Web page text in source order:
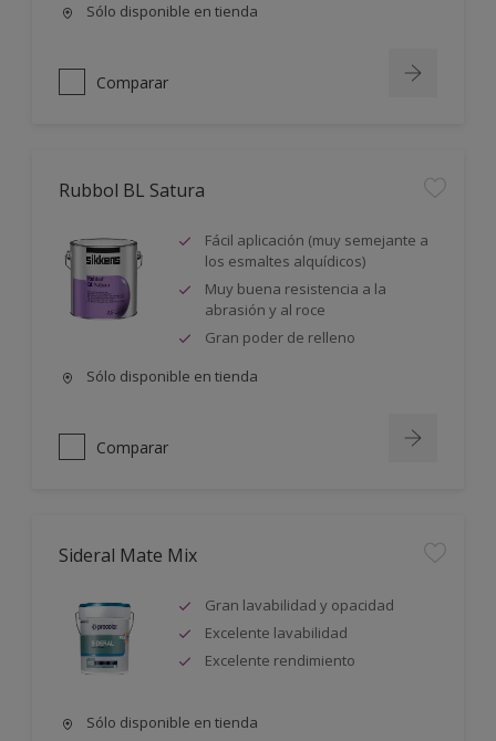
Sólo disponible en tienda
Comparar
Rubbol BL Satura
Fácil aplicación (muy semejante a
los esmaltes alquídicos)
Muy buena resistencia a la
abrasión y al roce
Gran poder de relleno
Sólo disponible en tienda
Comparar
Sideral Mate Mix
Gran lavabilidad y opacidad
Excelente lavabilidad
Excelente rendimiento
Sólo disponible en tienda